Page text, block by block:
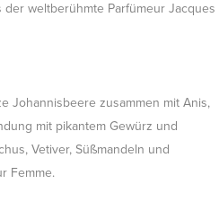
weltberühmte Parfümeur Jacques
Johannisbeere zusammen mit Anis,
mit pikantem Gewürz und
Vetiver, Süßmandeln und
Femme.